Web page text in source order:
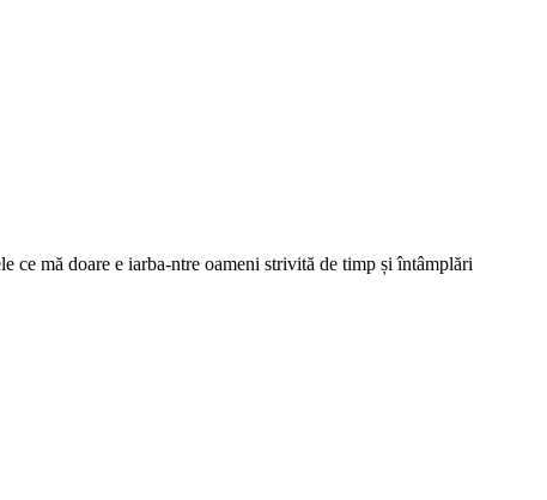
ce mă doare e iarba-ntre oameni strivită de timp și întâmplări